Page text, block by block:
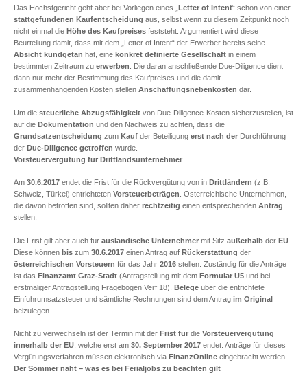
Das Höchstgericht geht aber bei Vorliegen eines „ Letter of Intent“ schon von einer
stattgefundenen Kaufentscheidung aus, selbst wenn zu diesem Zeitpunkt noch
nicht einmal die Höhe des Kaufpreises feststeht. Argumentiert wird diese
Beurteilung damit, dass mit dem „Letter of Intent“ der Erwerber bereits seine
Absicht kundgetan hat, eine konkret definierte Gesellschaft in einem
bestimmten Zeitraum zu erwerben . Die daran anschließende Due-Diligence dient
dann nur mehr der Bestimmung des Kaufpreises und die damit
zusammenhängenden Kosten stellen Anschaffungsnebenkosten dar.
Um die steuerliche Abzugsfähigkeit von Due-Diligence-Kosten sicherzustellen, ist
auf die Dokumentation und den Nachweis zu achten, dass die
Grundsatzentscheidung zum Kauf der Beteiligung erst nach der Durchführung
der Due-Diligence getroffen wurde.
Vorsteuervergütung für Drittlandsunternehmer
Am 30.6.2017 endet die Frist für die Rückvergütung von in Drittländern (z.B.
Schweiz, Türkei) entrichteten Vorsteuerbeträgen . Österreichische Unternehmen,
die davon betroffen sind, sollten daher rechtzeitig einen entsprechenden Antrag
stellen.
Die Frist gilt aber auch für ausländische Unternehmer mit Sitz außerhalb der EU
Diese können bis zum 30.6.2017 einen Antrag auf Rückerstattung der
österreichischen Vorsteuern für das Jahr 2016 stellen. Zuständig für die Anträge
ist das Finanzamt Graz-Stadt (Antragstellung mit dem Formular U5 und bei
erstmaliger Antragstellung Fragebogen Verf 18). Belege über die entrichtete
Einfuhrumsatzsteuer und sämtliche Rechnungen sind dem Antrag im Original
beizulegen.
Nicht zu verwechseln ist der Termin mit der Frist für die Vorsteuervergütung
innerhalb der EU , welche erst am 30. September 2017 endet. Anträge für dieses
Vergütungsverfahren müssen elektronisch via FinanzOnline eingebracht werden.
Der Sommer naht – was es bei Ferialjobs zu beachten gilt